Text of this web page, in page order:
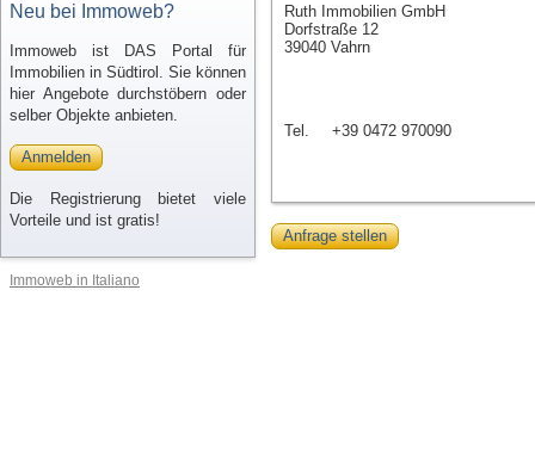
Neu bei Immoweb?
Immoweb ist DAS Portal für
Immobilien in Südtirol. Sie können
hier Angebote durchstöbern oder
selber Objekte anbieten.
Anmelden
Die Registrierung bietet viele
Vorteile und ist gratis!
Immoweb in Italiano
Ruth Immobilien GmbH
Dorfstraße 12
39040 Vahrn
Tel. +39 0472 970090
Anfrage stellen